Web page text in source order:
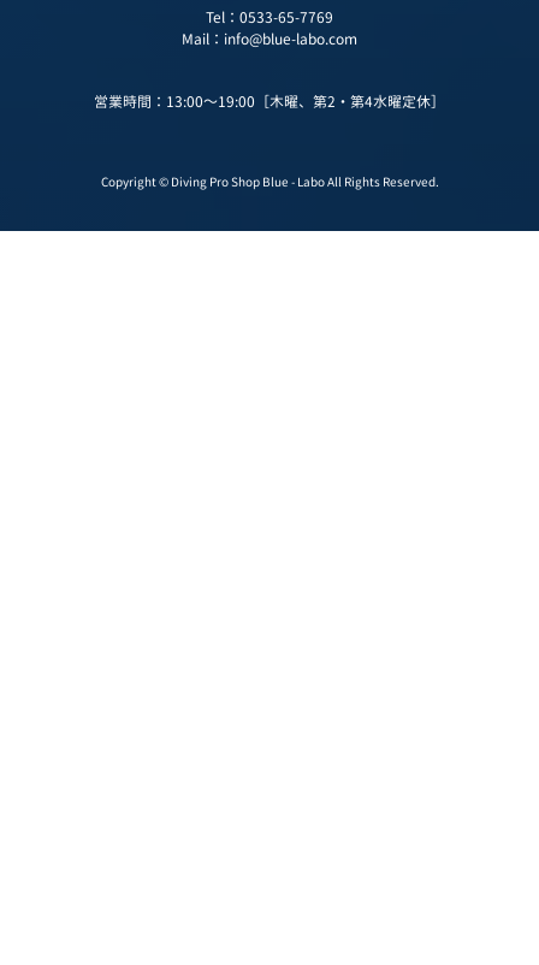
Tel： 0533-65-7769
Mail： info@blue-labo.com
営業時間：13:00～19:00［木曜、第2・第4水曜定休］
Copyright © Diving Pro Shop Blue - Labo All Rights Reserved.